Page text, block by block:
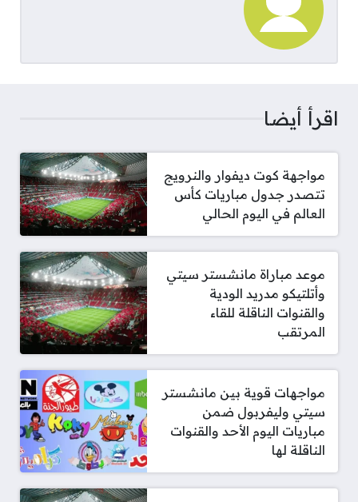
اقرأ أيضا
مواجهة كوت ديفوار والنرويج
تتصدر جدول مباريات كأس
العالم في اليوم الحالي
موعد مباراة مانشستر سيتي
وأتلتيكو مدريد الودية
والقنوات الناقلة للقاء
المرتقب
مواجهات قوية بين مانشستر
سيتي وليفربول ضمن
مباريات اليوم الأحد والقنوات
الناقلة لها